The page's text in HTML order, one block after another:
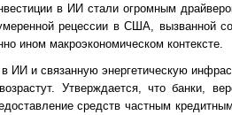
в ИИ стали огромным
рецессии в США, вызванной
ином макроэкономическом контексте.
и связанную энергетическую
Утверждается, что банки,
средств частным